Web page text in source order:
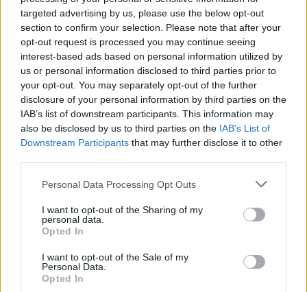
targeted advertising by us, please use the below opt-out
section to confirm your selection. Please note that after your
opt-out request is processed you may continue seeing
interest-based ads based on personal information utilized by
us or personal information disclosed to third parties prior to
your opt-out. You may separately opt-out of the further
disclosure of your personal information by third parties on the
IAB’s list of downstream participants. This information may
also be disclosed by us to third parties on the IAB’s List of
Downstream Participants that may further disclose it to other
Please note that this website/app uses one or more Google
not limited to your visit or usage behaviour. You may click to
grant or deny consent to Google and its third-party tags to
use your data for below specified purposes in below Google
consent section.
Personal Data Processing Opt Outs
I want to opt-out of the Sharing of my
personal data.
Opted In
I want to opt-out of the Sale of my
Personal Data.
Opted In
Αν τα χάσατε
Τροχαίο στις Σέρρες:
«Ξαφνικά μου ήρθε το
να φύγω αριστερά» λέει ο
οδηγός του φορτηγού
Marfin: Η 46χρονη
«Είναι αθώα,
στη διαδήλωση όπως